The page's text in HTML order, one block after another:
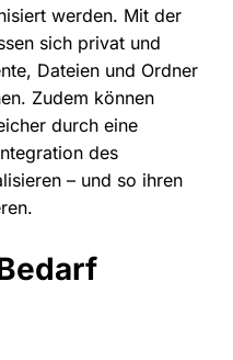
werden. Mit der
sich privat und
Dateien und Ordner
Zudem können
durch eine
des
– und so ihren